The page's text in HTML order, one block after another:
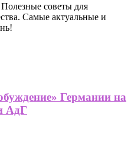
советы для
Самые актуальные и
Германии на
АдГ